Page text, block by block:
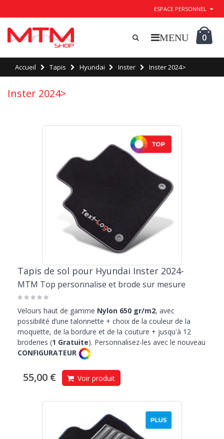
ESPACE PERSONNEL
0
Accueil Tapis Hyundai Inster Inster 2024>
Inster 2024>
Tapis de sol pour Hyundai Inster 2024-
MTM Top personnalise et brode sur mesure
Velours haut de gamme Nylon 650 gr/m2, avec
possibilité d’une talonnette + choix de la couleur de la
moquette, de la bordure et de la couture + jusqu'à 12
broderies (1 Gratuite). Personnalisez-les avec le nouveau
CONFIGURATEUR
55,00 € Voir produit